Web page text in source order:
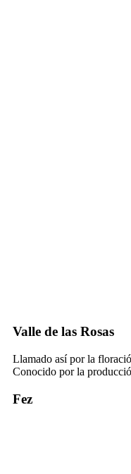
Valle de las Rosas
Llamado así por la
Conocido por la
Fez